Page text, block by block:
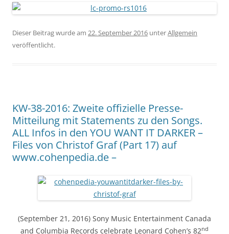
Dieser Beitrag wurde am 22. September 2016 unterAllgemein
veröffentlicht.
KW-38-2016: Zweite offizielle Presse-
Mitteilung mit Statements zu den Songs.
ALL Infos in den YOU WANT IT DARKER –
Files von Christof Graf (Part 17) auf
www.cohenpedia.de –
(September 21, 2016) Sony Music Entertainment Canada
and Columbia Records celebrate Leonard Cohen’s 82nd